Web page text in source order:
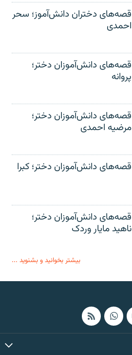
قصه‌های دختران دانش‌آموز؛ سحر
احمدی
قصه‌های دانش‌آموزان دختر؛
پروانه
قصه‌های دانش‌آموزان دختر؛
مرضیه احمدی
قصه‌های دانش‌آموزان دختر؛ کبرا
قصه‌های دانش‌آموزان دختر؛
ناهید مایار وردک
بیشتر بخوانید و بشنوید ...